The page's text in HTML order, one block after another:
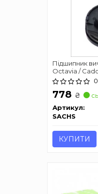
Підшипник
Octavia /
2,0TDi 98 -
778 ₴
Артикул:
SACHS
КУПИТИ